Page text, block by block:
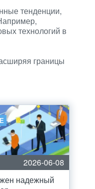
тенденции,
технологий в
границы
2026-06-08
надежный